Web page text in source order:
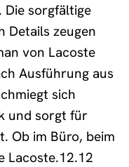
Die sorgfältige
Details zeugen
von Lacoste
Ausführung aus
sich
und sorgt für
Ob im Büro, beim
Lacoste.12.12